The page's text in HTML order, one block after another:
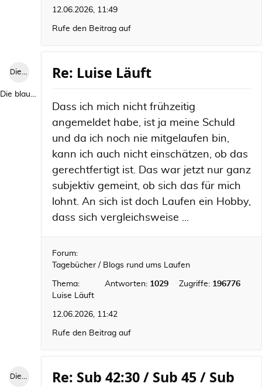
12.06.2026, 11:49
Rufe den Beitrag auf
Die blaue Luise
Die blaue Luise
Re: Luise Läuft
Dass ich mich nicht frühzeitig
angemeldet habe, ist ja meine Schuld
und da ich noch nie mitgelaufen bin,
kann ich auch nicht einschätzen, ob das
gerechtfertigt ist. Das war jetzt nur ganz
subjektiv gemeint, ob sich das für mich
lohnt. An sich ist doch Laufen ein Hobby,
dass sich vergleichsweise ...
Forum:
Tagebücher / Blogs rund ums Laufen
Thema:
Luise Läuft
Antworten: 1029 Zugriffe: 196776
12.06.2026, 11:42
Rufe den Beitrag auf
Die blaue Luise
Re: Sub 42:30 / Sub 45 / Sub